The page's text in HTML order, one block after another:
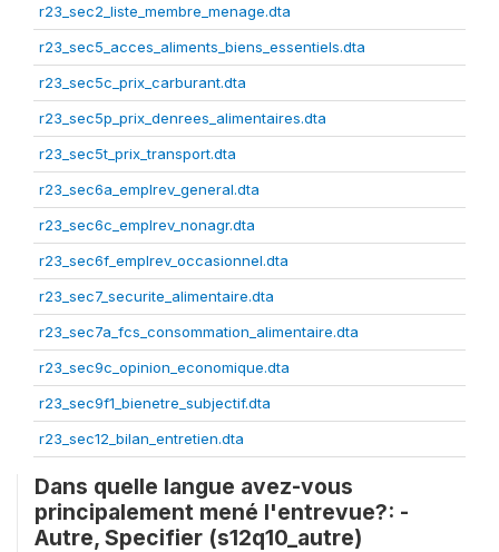
r23_sec2_liste_membre_menage.dta
r23_sec5_acces_aliments_biens_essentiels.dta
r23_sec5c_prix_carburant.dta
r23_sec5p_prix_denrees_alimentaires.dta
r23_sec5t_prix_transport.dta
r23_sec6a_emplrev_general.dta
r23_sec6c_emplrev_nonagr.dta
r23_sec6f_emplrev_occasionnel.dta
r23_sec7_securite_alimentaire.dta
r23_sec7a_fcs_consommation_alimentaire.dta
r23_sec9c_opinion_economique.dta
r23_sec9f1_bienetre_subjectif.dta
r23_sec12_bilan_entretien.dta
Dans quelle langue avez-vous
principalement mené l'entrevue?: -
Autre, Specifier (s12q10_autre)